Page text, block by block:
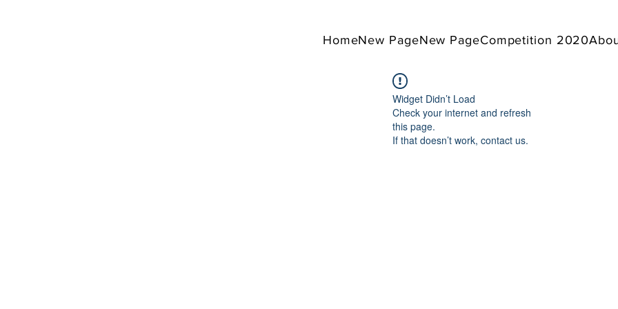
HomeNew PageNew PageCompetition 2020
Widget Didn’t Load
Check your internet and refresh
this page.
If that doesn’t work, contact us.